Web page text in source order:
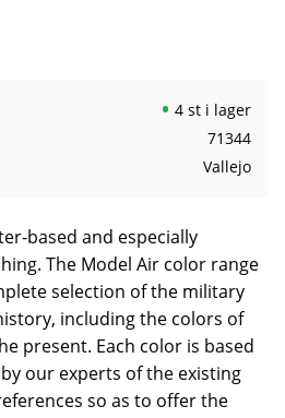
4 st i lager
71344
Vallejo
based and especially
The Model Air color range
selection of the military
including the colors of
present. Each color is based
our experts of the existing
so as to offer the